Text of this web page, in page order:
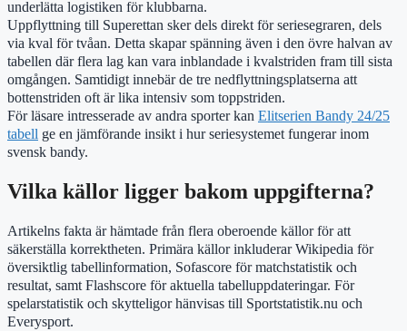
underlätta logistiken för klubbarna.
Uppflyttning till Superettan sker dels direkt för seriesegraren, dels
via kval för tvåan. Detta skapar spänning även i den övre halvan av
tabellen där flera lag kan vara inblandade i kvalstriden fram till sista
omgången. Samtidigt innebär de tre nedflyttningsplatserna att
bottenstriden oft är lika intensiv som toppstriden.
För läsare intresserade av andra sporter kan Elitserien Bandy 24/25
tabell ge en jämförande insikt i hur seriesystemet fungerar inom
svensk bandy.
Vilka källor ligger bakom uppgifterna?
Artikelns fakta är hämtade från flera oberoende källor för att
säkerställa korrektheten. Primära källor inkluderar Wikipedia för
översiktlig tabellinformation, Sofascore för matchstatistik och
resultat, samt Flashscore för aktuella tabelluppdateringar. För
spelarstatistik och skytteligor hänvisas till Sportstatistik.nu och
Everysport.